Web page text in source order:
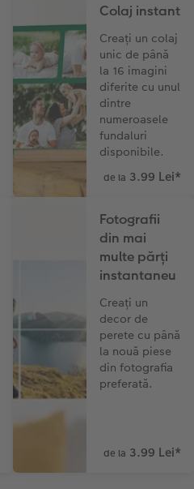
Colaj instant
Creați un colaj
unic de până
la 16 imagini
diferite cu unul
dintre
numeroasele
fundaluri
disponibile.
de la 3.99 Lei*
Fotografii
din mai
multe părți
instantaneu
Creați un
decor de
perete cu până
la nouă piese
din fotografia
preferată.
de la 3.99 Lei*